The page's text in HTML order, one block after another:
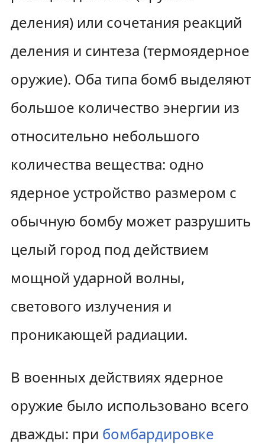
деления) или сочетания реакций
деления и синтеза (термоядерное
оружие). Оба типа бомб выделяют
большое количество энергии из
относительно небольшого
количества вещества: одно
ядерное устройство размером с
обычную бомбу может разрушить
целый город под действием
мощной ударной волны,
светового излучения и
проникающей радиации.
В военных действиях ядерное
оружие было использовано всего
дважды: при бомбардировке